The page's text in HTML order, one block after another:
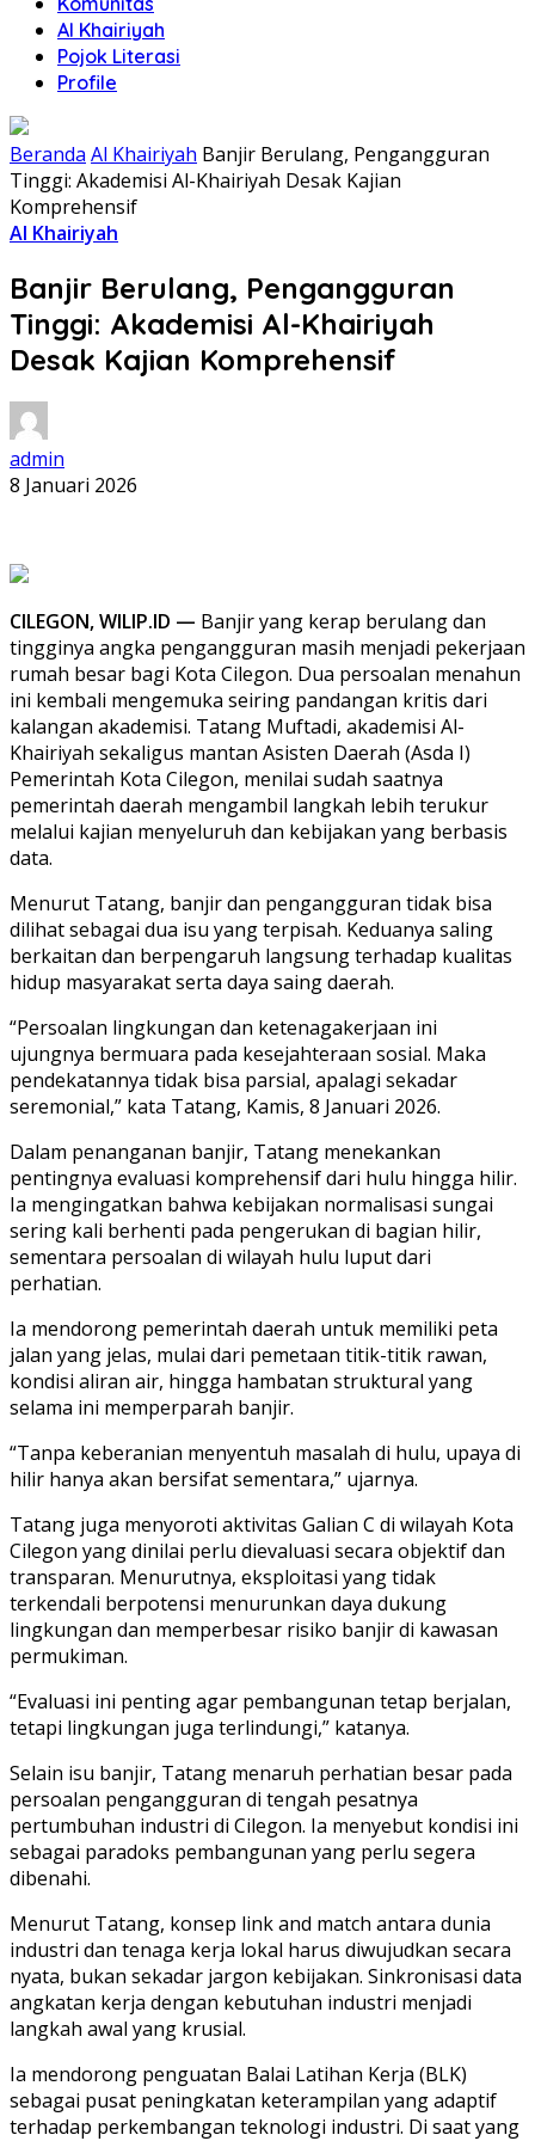
Al Khairiyah
Pojok Literasi
Profile
Beranda Al Khairiyah Banjir Berulang, Pengangguran
Tinggi: Akademisi Al-Khairiyah Desak Kajian
Komprehensif
Al Khairiyah
Banjir Berulang, Pengangguran
Tinggi: Akademisi Al-Khairiyah
Desak Kajian Komprehensif
admin
8 Januari 2026
CILEGON, WILIP.ID — Banjir yang kerap berulang dan
tingginya angka pengangguran masih menjadi pekerjaan
rumah besar bagi Kota Cilegon. Dua persoalan menahun
ini kembali mengemuka seiring pandangan kritis dari
kalangan akademisi. Tatang Muftadi, akademisi Al-
Khairiyah sekaligus mantan Asisten Daerah (Asda I)
Pemerintah Kota Cilegon, menilai sudah saatnya
pemerintah daerah mengambil langkah lebih terukur
melalui kajian menyeluruh dan kebijakan yang berbasis
data.
Menurut Tatang, banjir dan pengangguran tidak bisa
dilihat sebagai dua isu yang terpisah. Keduanya saling
berkaitan dan berpengaruh langsung terhadap kualitas
hidup masyarakat serta daya saing daerah.
“Persoalan lingkungan dan ketenagakerjaan ini
ujungnya bermuara pada kesejahteraan sosial. Maka
pendekatannya tidak bisa parsial, apalagi sekadar
seremonial,” kata Tatang, Kamis, 8 Januari 2026.
Dalam penanganan banjir, Tatang menekankan
pentingnya evaluasi komprehensif dari hulu hingga hilir.
Ia mengingatkan bahwa kebijakan normalisasi sungai
sering kali berhenti pada pengerukan di bagian hilir,
sementara persoalan di wilayah hulu luput dari
perhatian.
Ia mendorong pemerintah daerah untuk memiliki peta
jalan yang jelas, mulai dari pemetaan titik-titik rawan,
kondisi aliran air, hingga hambatan struktural yang
selama ini memperparah banjir.
“Tanpa keberanian menyentuh masalah di hulu, upaya di
hilir hanya akan bersifat sementara,” ujarnya.
Tatang juga menyoroti aktivitas Galian C di wilayah Kota
Cilegon yang dinilai perlu dievaluasi secara objektif dan
transparan. Menurutnya, eksploitasi yang tidak
terkendali berpotensi menurunkan daya dukung
lingkungan dan memperbesar risiko banjir di kawasan
permukiman.
“Evaluasi ini penting agar pembangunan tetap berjalan,
tetapi lingkungan juga terlindungi,” katanya.
Selain isu banjir, Tatang menaruh perhatian besar pada
persoalan pengangguran di tengah pesatnya
pertumbuhan industri di Cilegon. Ia menyebut kondisi ini
sebagai paradoks pembangunan yang perlu segera
dibenahi.
Menurut Tatang, konsep link and match antara dunia
industri dan tenaga kerja lokal harus diwujudkan secara
nyata, bukan sekadar jargon kebijakan. Sinkronisasi data
angkatan kerja dengan kebutuhan industri menjadi
langkah awal yang krusial.
Ia mendorong penguatan Balai Latihan Kerja (BLK)
sebagai pusat peningkatan keterampilan yang adaptif
terhadap perkembangan teknologi industri. Di saat yang